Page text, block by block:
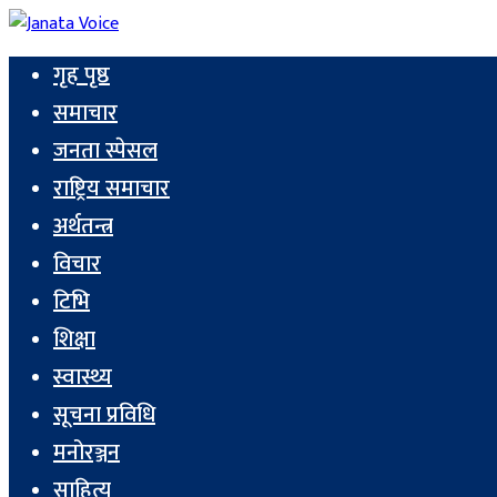
गृह पृष्ठ
समाचार
जनता स्पेसल
राष्ट्रिय समाचार
अर्थतन्त्र
विचार
टिभि
शिक्षा
स्वास्थ्य
सूचना प्रविधि
मनोरञ्जन